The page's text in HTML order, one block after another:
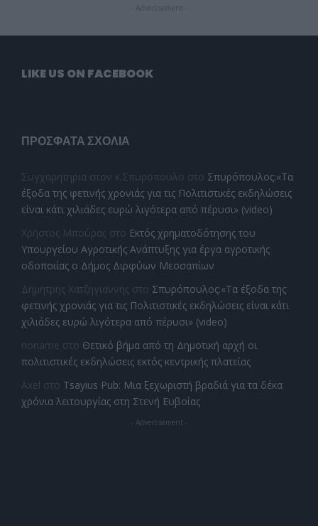
- Advertisement -
LIKE US ON FACEBOOK
ΠΡΌΣΦΑΤΑ ΣΧΌΛΙΑ
Συγχαρητηρια στον κ.Σπυροπουλο στο Σπυρόπουλος:«Τα
έξοδα της φετινής χρονιάς για τις Πολιτιστικές εκδηλώσεις
είναι κάτι χιλιάδες ευρώ λιγότερα από πέρυσι» (video)
Χρήστος Μπούρας στο Εκτός χρηματοδότησης του
Υπουργείου Αγροτικής Ανάπτυξης για έργα αγροτικής
οδοποιίας ο Δήμος Διρφύων Μεσσαπίων
Δημητρης Χατζηγιαννης στο Σπυρόπουλος:«Τα έξοδα της
φετινής χρονιάς για τις Πολιτιστικές εκδηλώσεις είναι κάτι
χιλιάδες ευρώ λιγότερα από πέρυσι» (video)
noname στο Θετικό βήμα από τη Δημοτική αρχή οι
πολιτιστικές εκδηλώσεις εκτός κεντρικής πλατείας
Axel στο Tsayius Pub: Μια ξεχωριστή βραδιά για τα δέκα
χρόνια λειτουργίας στη Στενή Ευβοίας
- Advertisement -